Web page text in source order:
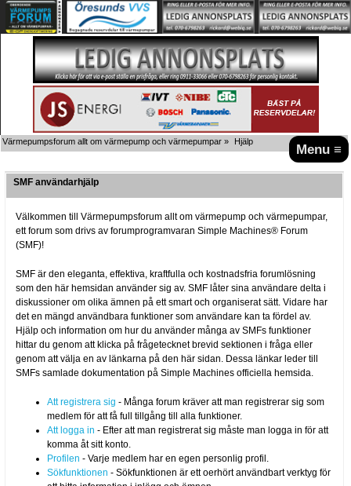
Menu ≡
Värmepumpsforum allt om värmepump och värmepumpar » Hjälp
SMF användarhjälp
Välkommen till Värmepumpsforum allt om värmepump och värmepumpar,
ett forum som drivs av forumprogramvaran Simple Machines® Forum
(SMF)!
SMF är den eleganta, effektiva, kraftfulla och kostnadsfria forumlösning
som den här hemsidan använder sig av. SMF låter sina användare delta i
diskussioner om olika ämnen på ett smart och organiserat sätt. Vidare har
det en mängd användbara funktioner som användare kan ta fördel av.
Hjälp och information om hur du använder många av SMFs funktioner
hittar du genom att klicka på frågetecknet brevid sektionen i fråga eller
genom att välja en av länkarna på den här sidan. Dessa länkar leder till
SMFs samlade dokumentation på Simple Machines officiella hemsida.
Att registrera sig - Många forum kräver att man registrerar sig som
medlem för att få full tillgång till alla funktioner.
Att logga in - Efter att man registrerat sig måste man logga in för att
komma åt sitt konto.
Profilen - Varje medlem har en egen personlig profil.
Sökfunktionen - Sökfunktionen är ett oerhört användbart verktyg för